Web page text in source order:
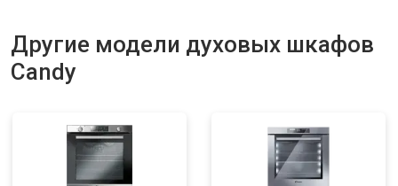
Другие модели духовых шкафов
Candy